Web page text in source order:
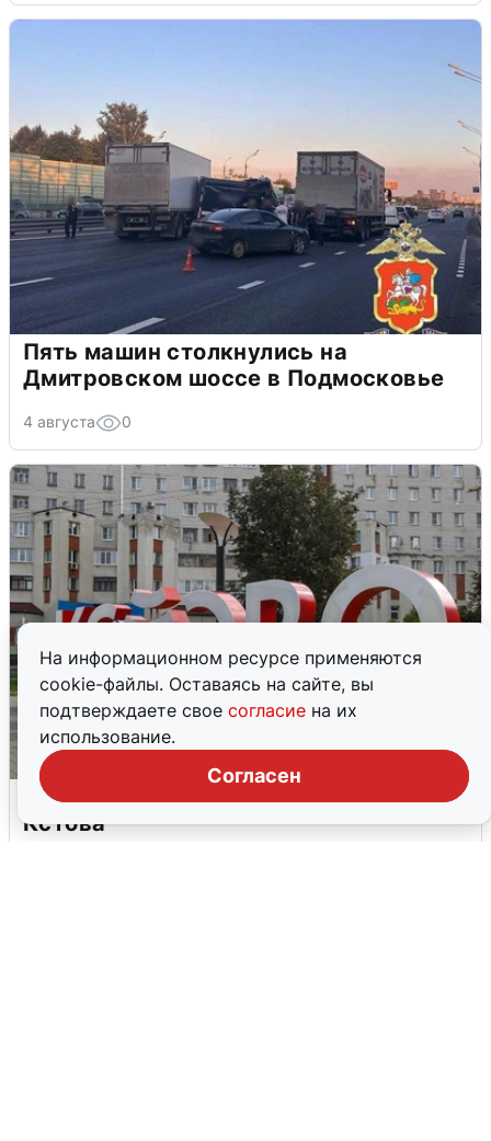
На информационном ресурсе применяются
cookie-файлы. Оставаясь на сайте, вы
подтверждаете свое согласие на их
использование.
Согласен
Пять машин столкнулись на
Дмитровском шоссе в Подмосковье
4 августа 0
Грохот в небе разбудил жителей
Кстова